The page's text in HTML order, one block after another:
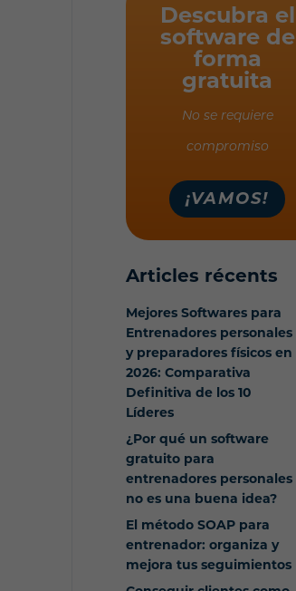
Descubra el
software de
forma
gratuita
No se requiere
compromiso
¡VAMOS!
Articles récents
Mejores Softwares para
Entrenadores personales
y preparadores físicos en
2026: Comparativa
Definitiva de los 10
Líderes
¿Por qué un software
gratuito para
entrenadores personales
no es una buena idea?
El método SOAP para
entrenador: organiza y
mejora tus seguimientos